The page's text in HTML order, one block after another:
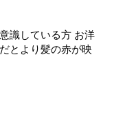
識している方 お洋
とより髪の赤が映